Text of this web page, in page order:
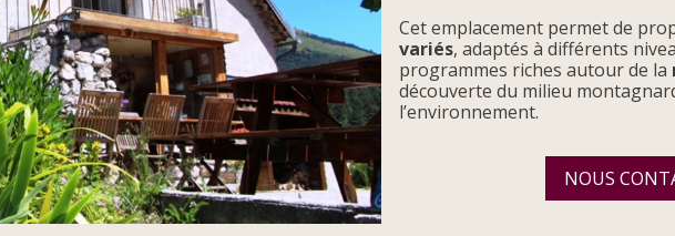
Cet emplacement permet de
variés, adaptés à différents
programmes riches autour de la
découverte du milieu
l’environnement.
NOUS